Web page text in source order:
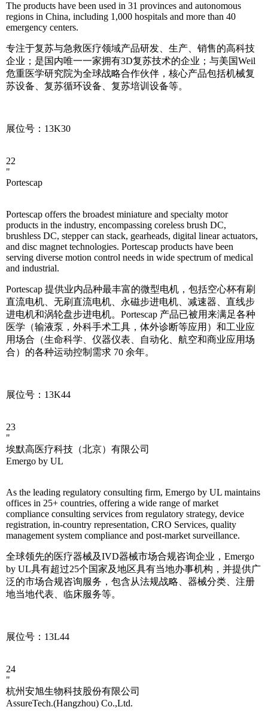
The products have been used in 31 provinces and autonomous
regions in China, including 1,000 hospitals and more than 40
emergency centers.
专注于复苏与急救医疗领域产品研发、生产、销售的高科技
企业；是国内唯一一家拥有3D复苏技术的企业；与美国Weil
危重医学研究院为全球战略合作伙伴，核心产品包括机械复
苏设备、复苏循环设备、复苏培训设备等。
展位号：13K30
22
"
Portescap
Portescap offers the broadest miniature and specialty motor
products in the industry, encompassing coreless brush DC,
brushless DC, stepper can stack, gearheads, digital linear actuators,
and disc magnet technologies. Portescap products have been
serving diverse motion control needs in wide spectrum of medical
and industrial.
Portescap 提供业内品种最丰富的微型电机，包括空心杯有刷
直流电机、无刷直流电机、永磁步进电机、减速器、直线步
进电机和涡轮盘步进电机。Portescap 产品已被用来满足各种
医学（输液泵，外科手术工具，体外诊断等应用）和工业应
用场合（生命科学、仪器仪表、自动化、航空和商业应用场
合）的各种运动控制需求 70 余年。
展位号：13K44
23
"
埃默高医疗科技（北京）有限公司
Emergo by UL
As the leading regulatory consulting firm, Emergo by UL maintains
offices in 25+ countries, offering a wide range of market
compliance consulting services from regulatory strategy, device
registration, in-country representation, CRO Services, quality
management system compliance and post-market surveillance.
全球领先的医疗器械及IVD器械市场合规咨询企业，Emergo
by UL具有超过25个国家及地区具有当地办事机构，并提供广
泛的市场合规咨询服务，包含从法规战略、器械分类、注册
地当地代表、临床服务等。
展位号：13L44
24
"
杭州安旭生物科技股份有限公司
AssureTech.(Hangzhou) Co.,Ltd.